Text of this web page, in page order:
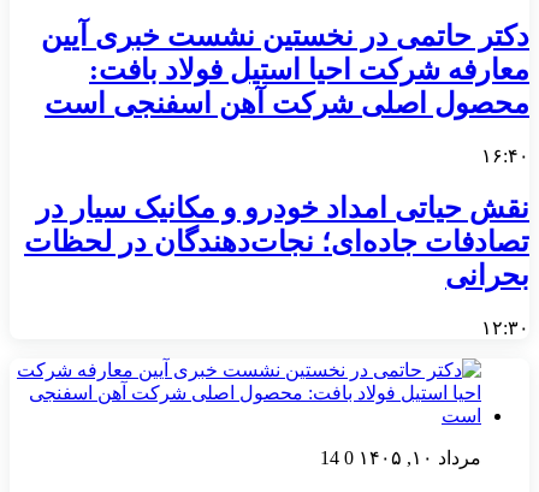
دکتر حاتمی در نخستین نشست خبری آیین
معارفه شرکت احیا استیل فولاد بافت:
محصول اصلی شرکت آهن اسفنجی است
۱۶:۴۰
نقش حیاتی امداد خودرو و مکانیک سیار در
تصادفات جاده‌ای؛ نجات‌دهندگان در لحظات
بحرانی
۱۲:۳۰
مرداد ۱۰, ۱۴۰۵ 0
14